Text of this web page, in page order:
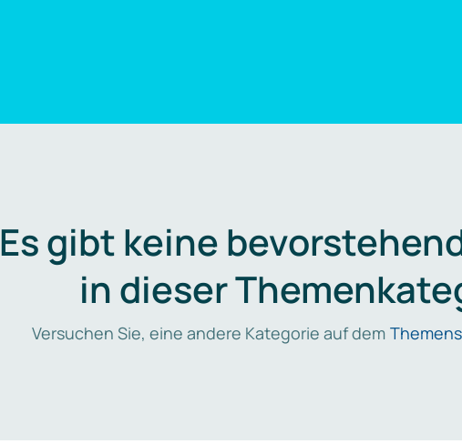
Es gibt keine
in dieser
Versuchen Sie, eine andere Kategorie auf dem